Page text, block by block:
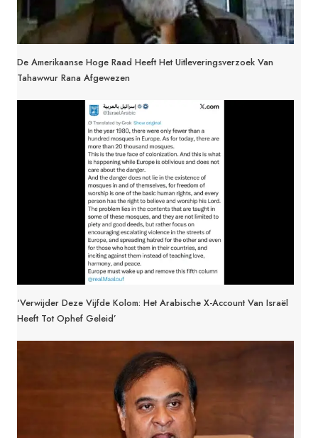
De Amerikaanse Hoge Raad Heeft Het Uitleveringsverzoek Van
Tahawwur Rana Afgewezen
‘Verwijder Deze Vijfde Kolom: Het Arabische X-Account Van Israël
Heeft Tot Ophef Geleid’